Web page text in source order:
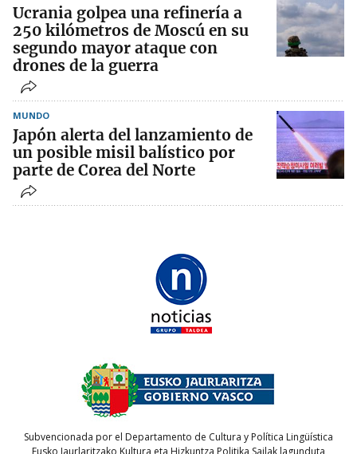
Ucrania golpea una refinería a
250 kilómetros de Moscú en su
segundo mayor ataque con
drones de la guerra
MUNDO
Japón alerta del lanzamiento de
un posible misil balístico por
parte de Corea del Norte
Subvencionada por el Departamento de Cultura y Política Lingüística
Eusko Jaurlaritzako Kultura eta Hizkuntza Politika Sailak lagunduta